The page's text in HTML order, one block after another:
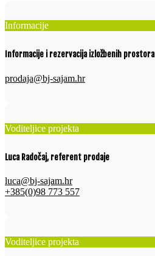
Informacije
Informacije i rezervacija izložbenih prostora
prodaja@bj-sajam.hr
Voditeljice projekta
Luca Radočaj, referent prodaje
luca@bj-sajam.hr
+385(0)98 773 557
Voditeljice projekta